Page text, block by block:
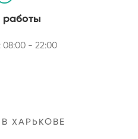
работы
08:00 - 22:00
ХАРЬКОВЕ